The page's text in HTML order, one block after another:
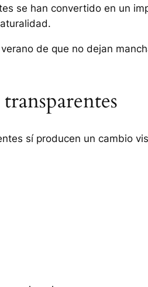
se han convertido en un
de que no dejan
sí producen un cambio